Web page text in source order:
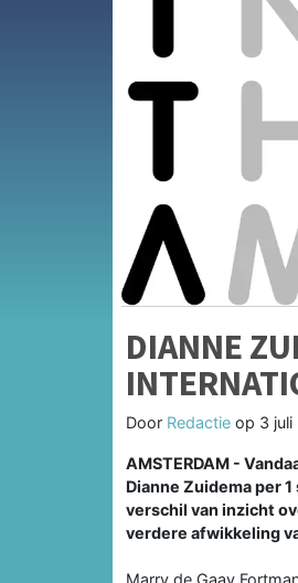
DIANNE
Door Redactie op 3 juli
AMSTERDAM -
Dianne Zuidema per
verschil van inzicht
verdere afwikkeling
Marry de Gaay